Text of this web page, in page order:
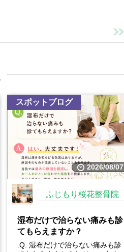
スポットブログ
2026/08/07
ふじもり桜花整骨院
湿布だけで治らない痛みも診
てもらえますか？
.Q. 湿布だけで治らない痛みも診